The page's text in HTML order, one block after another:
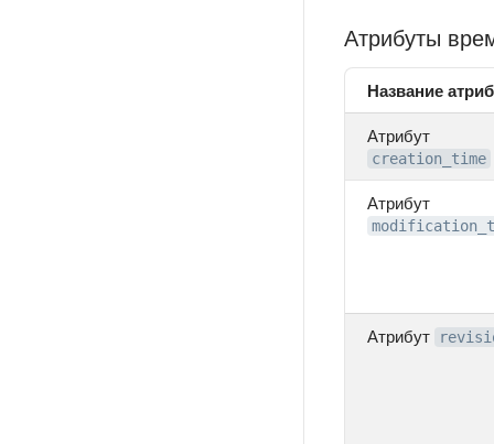
Атрибуты
Название
Атрибут
creation_time
Атрибут
Атрибут